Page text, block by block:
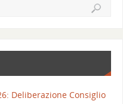
Deliberazione Consiglio